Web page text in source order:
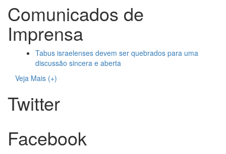
Comunicados de
Imprensa
Tabus israelenses devem ser quebrados para uma
discussão sincera e aberta
Veja Mais (+)
Twitter
Facebook